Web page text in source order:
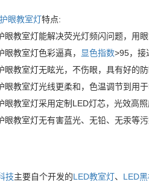
眼教室灯特点:
眼教室灯能解决荧光灯频闪问题，用眼
眼教室灯色彩逼真，
显色指数>95，接
眼教室灯无眩光，不伤眼，具有好的
眼教室灯光线更柔和，色温调节到用
眼教室灯采用定制LED灯芯，光效高
眼教室灯无有害蓝光、无铅、无汞等
技主要自个开发的LED教室灯、 LED